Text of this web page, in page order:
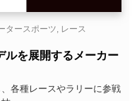
タースポーツ レース
ルを展開するメーカー
各種レースやラリーに参戦